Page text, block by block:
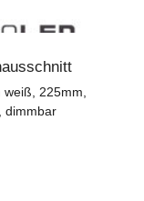
225mm,
dimmbar